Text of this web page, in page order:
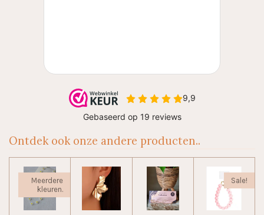
Ontdek ook onze andere producten..
Meerdere
kleuren.
Sale!